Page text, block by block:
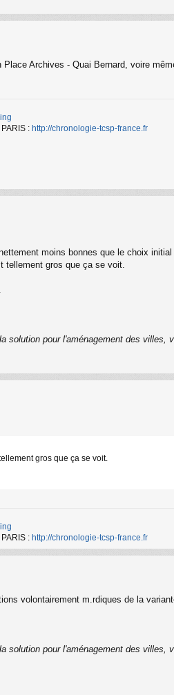
Archives - Quai Bernard, voire
: http://chronologie-tcsp-france.fr
moins bonnes que le choix initial
tellement gros que ça se voit.
solution pour l'aménagement des villes,
gros que ça se voit.
: http://chronologie-tcsp-france.fr
volontairement m.rdiques de la
solution pour l'aménagement des villes,